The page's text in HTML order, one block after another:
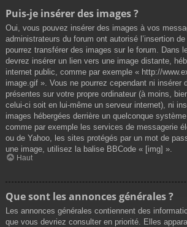
Puis-je insérer des images ?
Oui, vous pouvez insérer des images à vos
administrateurs du forum ont autorisé l’insertion
pourrez transférer des images sur le forum. Dans
devrez insérer un lien vers une image distante,
internet public, comme par exemple « http://
image.gif ». Vous ne pourrez cependant ni insérer
présentes sur votre propre ordinateur (à moins,
celui-ci soit en lui-même un serveur internet), ni
images hébergées derrière un quelconque
comme par exemple les services de messagerie
ou de Yahoo, les sites protégés par un mot de
une image, utilisez la balise BBCode « [img] ».
Haut
Que sont les annonces générales ?
Les annonces générales contiennent des
que vous devriez consulter en priorité. Elles